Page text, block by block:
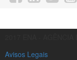
Avisos Legais